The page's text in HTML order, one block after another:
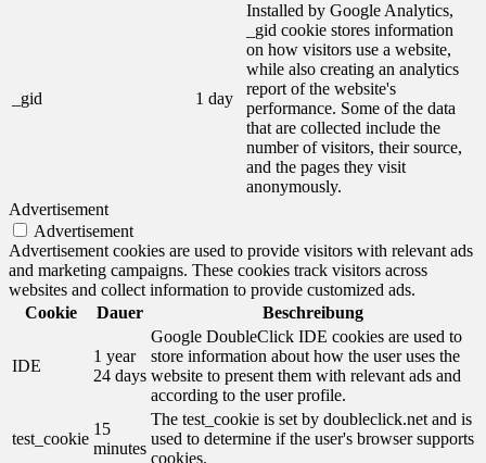
_gid 1 day
Installed by Google Analytics,
_gid cookie stores information
on how visitors use a website,
while also creating an analytics
report of the website's
performance. Some of the data
that are collected include the
number of visitors, their source,
and the pages they visit
anonymously.
Advertisement
Advertisement
Advertisement cookies are used to provide visitors with relevant ads
and marketing campaigns. These cookies track visitors across
websites and collect information to provide customized ads.
Cookie
Dauer Beschreibung
IDE
1 year
24 days
Google DoubleClick IDE cookies are used to
store information about how the user uses the
website to present them with relevant ads and
according to the user profile.
test_cookie
15
minutes
The test_cookie is set by doubleclick.net and is
used to determine if the user's browser supports
cookies.